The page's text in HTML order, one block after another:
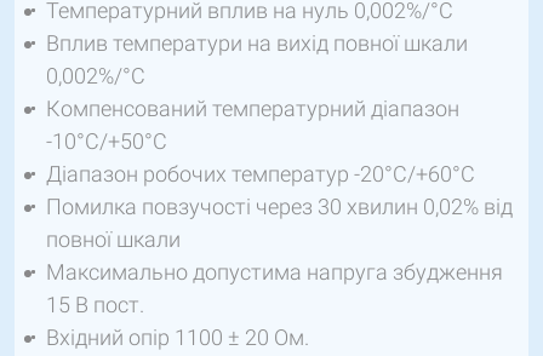
Температурний вплив на нуль 0,002%/°С
Вплив температури на вихід повної шкали
0,002%/°C
Компенсований температурний діапазон
-10°C/+50°C
Діапазон робочих температур -20°C/+60°C
Помилка повзучості через 30 хвилин 0,02% від
повної шкали
Максимально допустима напруга збудження
15 В пост.
Вхідний опір 1100 ± 20 Ом.